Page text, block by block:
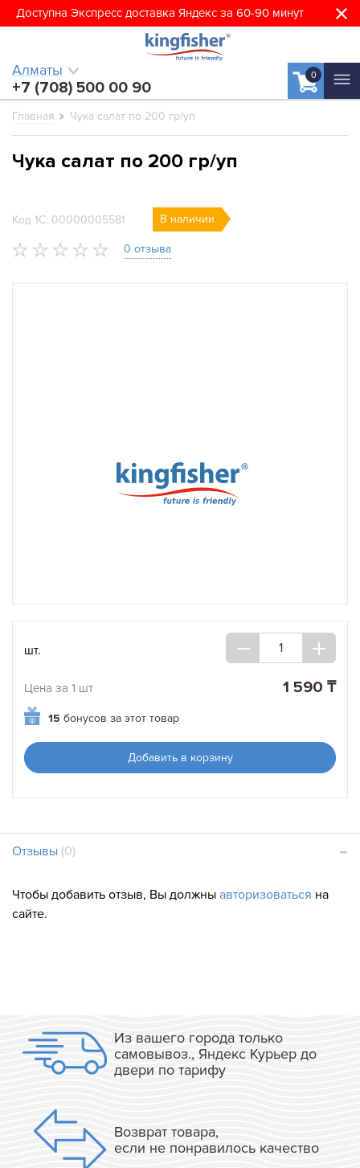
Доступна Экспресс доставка Яндекс за 60-90 минут
0
Алматы
+7 (708) 500 00 90
Главная Чука салат по 200 гр/уп
Чука салат по 200 гр/уп
Код 1С: 00000005581 В наличии
0 отзыва
шт.
Цена за 1 шт 1 590 ₸
15 бонусов за этот товар
Добавить в корзину
Отзывы (0)
Чтобы добавить отзыв, Вы должны авторизоваться на
сайте.
Из вашего города только
самовывоз., Яндекс Курьер до
двери по тарифу
Возврат товара,
если не понравилось качество